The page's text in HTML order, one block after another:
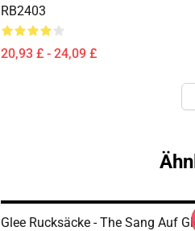
RB2403
20,93 £ - 24,09 £
Glee Rucksäcke - The Sang Auf